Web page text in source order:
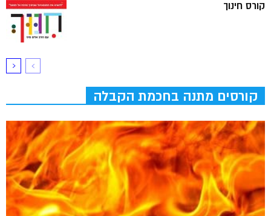
קורס חינוך
קורסים מתנה בחכמת הקבלה